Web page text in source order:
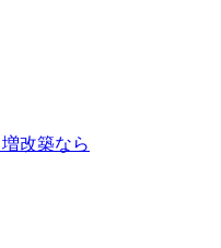
改築なら